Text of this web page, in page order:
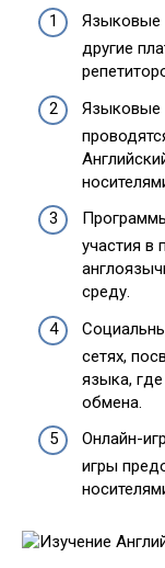
Языковые
другие
Языковые
участия в
среду.
сетях,
языка,
обмена.
Онлайн-
игры